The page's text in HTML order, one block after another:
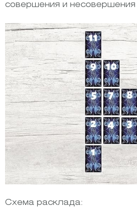
совершения и несовершения
Схема расклада: